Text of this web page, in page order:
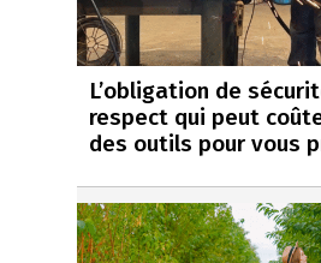
L’obligation de
respect qui peut
des outils pour vous